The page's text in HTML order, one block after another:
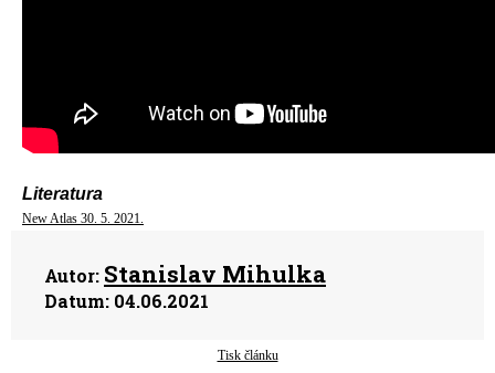
Literatura
New Atlas 30. 5. 2021.
Autor: Stanislav Mihulka
Datum: 04.06.2021
Tisk článku